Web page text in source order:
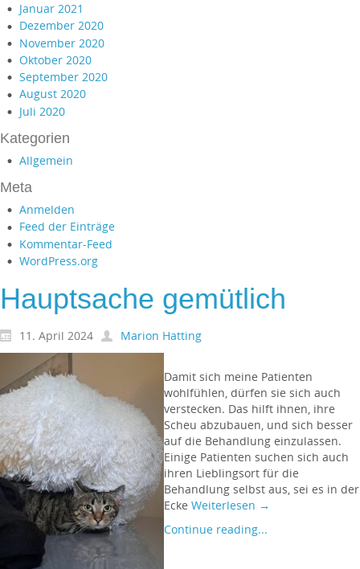
Januar 2021
Dezember 2020
November 2020
Oktober 2020
September 2020
August 2020
Juli 2020
Kategorien
Allgemein
Meta
Anmelden
Feed der Einträge
Kommentar-Feed
WordPress.org
Hauptsache gemütlich
11. April 2024 Marion Hatting
Damit sich meine Patienten
wohlfühlen, dürfen sie sich auch
verstecken. Das hilft ihnen, ihre
Scheu abzubauen, und sich besser
auf die Behandlung einzulassen.
Einige Patienten suchen sich auch
ihren Lieblingsort für die
Behandlung selbst aus, sei es in der
Ecke Weiterlesen →
Continue reading...